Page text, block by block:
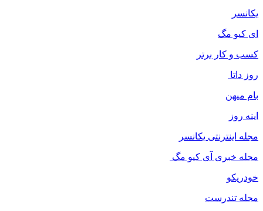
یکانسر
ای کیو مگ
کسب و کار برتر
روز داتا
بام میهن
اینه روز
مجله اینترنتی یکانسر
مجله خبری آی کیو مگ
خودریکو
مجله‌ تندرست